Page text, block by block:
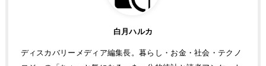
白月ハルカ
ディスカバリーメディア編集長。暮らし・お金・社会・テクノ